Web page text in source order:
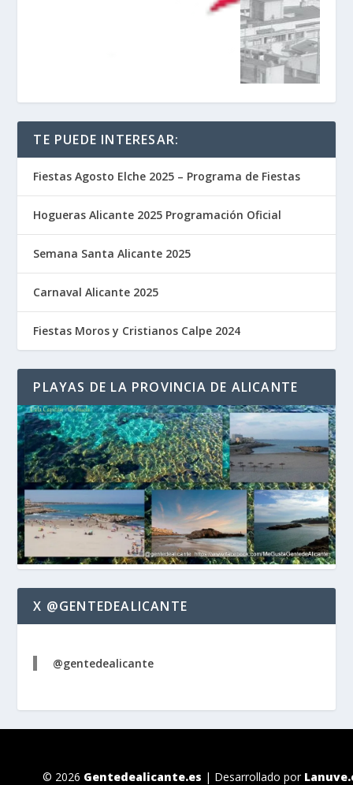
TE PUEDE INTERESAR:
Fiestas Agosto Elche 2025 – Programa de Fiestas
Hogueras Alicante 2025 Programación Oficial
Semana Santa Alicante 2025
Carnaval Alicante 2025
Fiestas Moros y Cristianos Calpe 2024
PLAYAS DE LA PROVINCIA DE ALICANTE
X @GENTEDEALICANTE
@gentedealicante
© 2026 Gentedealicante.es | Desarrollado por